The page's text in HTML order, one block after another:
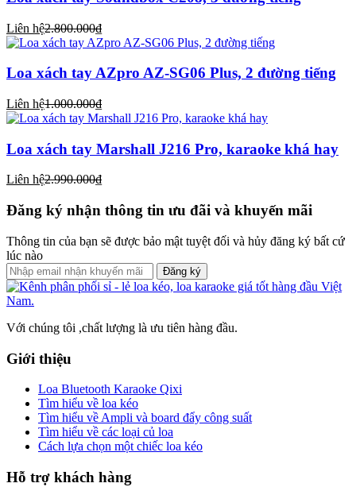
Liên hệ2.800.000₫
Loa xách tay AZpro AZ-SG06 Plus, 2 đường tiếng
Liên hệ1.000.000₫
Loa xách tay Marshall J216 Pro, karaoke khá hay
Liên hệ2.990.000₫
Đăng ký nhận thông tin ưu đãi và khuyến mãi
Thông tin của bạn sẽ được bảo mật tuyệt đối và hủy đăng ký bất cứ
lúc nào
Đăng ký
Với chúng tôi ,chất lượng là ưu tiên hàng đầu.
Giới thiệu
Loa Bluetooth Karaoke Qixi
Tìm hiểu về loa kéo
Tìm hiểu về Ampli và board đẩy công suất
Tìm hiểu về các loại củ loa
Cách lựa chọn một chiếc loa kéo
Hỗ trợ khách hàng